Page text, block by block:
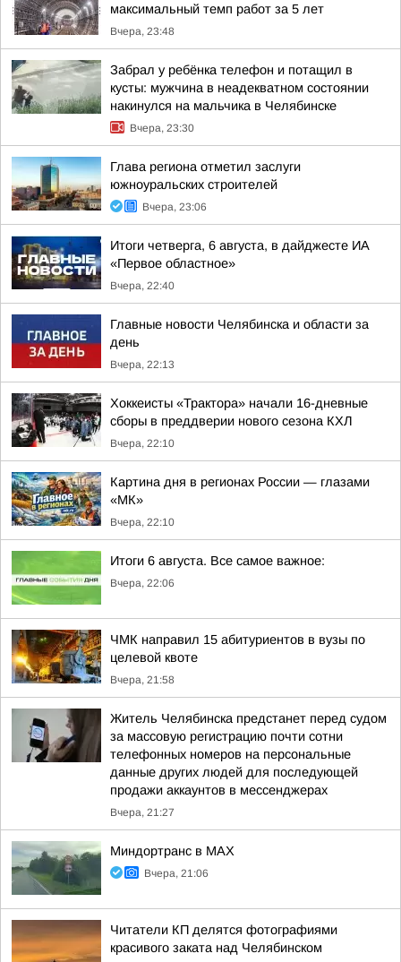
максимальный темп работ за 5 лет
Вчера, 23:48
Забрал у ребёнка телефон и потащил в
кусты: мужчина в неадекватном состоянии
накинулся на мальчика в Челябинске
Вчера, 23:30
Глава региона отметил заслуги
южноуральских строителей
Вчера, 23:06
Итоги четверга, 6 августа, в дайджесте ИА
«Первое областное»
Вчера, 22:40
Главные новости Челябинска и области за
день
Вчера, 22:13
Хоккеисты «Трактора» начали 16-дневные
сборы в преддверии нового сезона КХЛ
Вчера, 22:10
Картина дня в регионах России — глазами
«МК»
Вчера, 22:10
Итоги 6 августа. Все самое важное:
Вчера, 22:06
ЧМК направил 15 абитуриентов в вузы по
целевой квоте
Вчера, 21:58
Житель Челябинска предстанет перед судом
за массовую регистрацию почти сотни
телефонных номеров на персональные
данные других людей для последующей
продажи аккаунтов в мессенджерах
Вчера, 21:27
Миндортранс в MAX
Вчера, 21:06
Читатели КП делятся фотографиями
красивого заката над Челябинском